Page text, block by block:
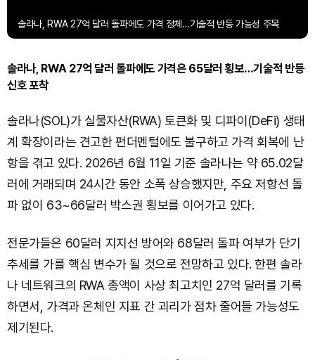
솔라나, RWA 27억 달러 돌파에도 가격 정체…기술적 반등 가능성 주목
솔라나, RWA 27억 달러 돌파에도 가격은 65달러 횡보…기술적 반등
신호 포착
솔라나(SOL)가 실물자산(RWA) 토큰화 및 디파이(DeFi) 생태
계 확장이라는 견고한 펀더멘털에도 불구하고 가격 회복에 난
항을 겪고 있다. 2026년 6월 11일 기준 솔라나는 약 65.02달
러에 거래되며 24시간 동안 소폭 상승했지만, 주요 저항선 돌
파 없이 63~66달러 박스권 횡보를 이어가고 있다.
전문가들은 60달러 지지선 방어와 68달러 돌파 여부가 단기
추세를 가를 핵심 변수가 될 것으로 전망하고 있다. 한편 솔라
나 네트워크의 RWA 총액이 사상 최고치인 27억 달러를 기록
하면서, 가격과 온체인 지표 간 괴리가 점차 줄어들 가능성도
제기된다.